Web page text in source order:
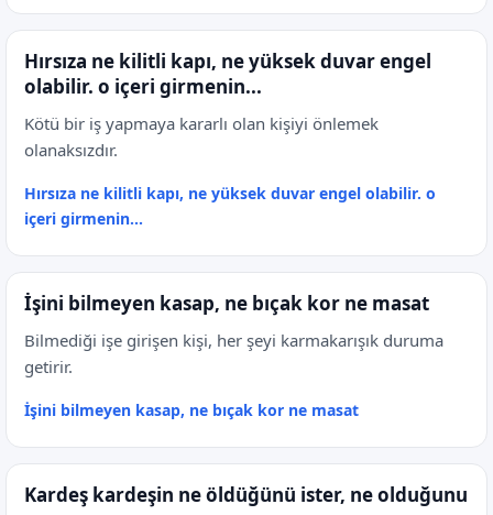
Hırsıza ne kilitli kapı, ne yüksek duvar engel
olabilir. o içeri girmenin...
Kötü bir iş yapmaya kararlı olan kişiyi önlemek
olanaksızdır.
Hırsıza ne kilitli kapı, ne yüksek duvar engel olabilir. o
içeri girmenin...
İşini bilmeyen kasap, ne bıçak kor ne masat
Bilmediği işe girişen kişi, her şeyi karmakarışık duruma
getirir.
İşini bilmeyen kasap, ne bıçak kor ne masat
Kardeş kardeşin ne öldüğünü ister, ne olduğunu